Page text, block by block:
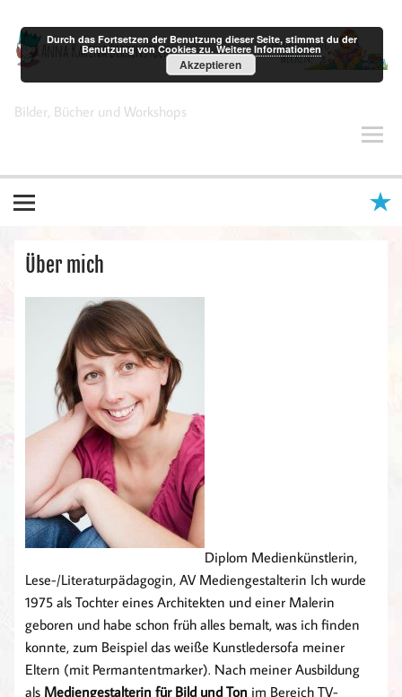
springen
Anna Karina Birkenstock
Bilder, Bücher und Workshops
Über mich
Diplom Medienkünstlerin,
Lese-/Literaturpädagogin, AV Mediengestalterin Ich wurde
1975 als Tochter eines Architekten und einer Malerin
geboren und habe schon früh alles bemalt, was ich finden
konnte, zum Beispiel das weiße Kunstledersofa meiner
Eltern (mit Permantentmarker). Nach meiner Ausbildung
als Mediengestalterin für Bild und Ton im Bereich TV-
Durch das Fortsetzen der Benutzung dieser Seite, stimmst du der
Benutzung von Cookies zu.Weitere Informationen
Akzeptieren